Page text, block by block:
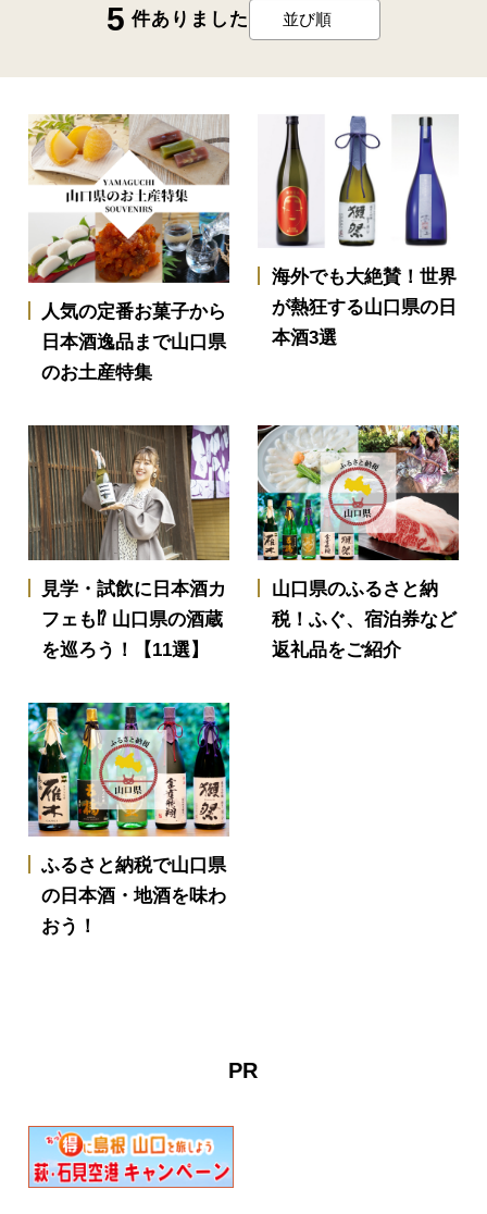
5 件ありました 並び順
人気の定番お菓子から
日本酒逸品まで山口県
のお土産特集
海外でも大絶賛！世界
が熱狂する山口県の日
本酒3選
見学・試飲に日本酒カ
フェも⁉ 山口県の酒蔵
を巡ろう！【11選】
山口県のふるさと納
税！ふぐ、宿泊券など
返礼品をご紹介
ふるさと納税で山口県
の日本酒・地酒を味わ
おう！
PR